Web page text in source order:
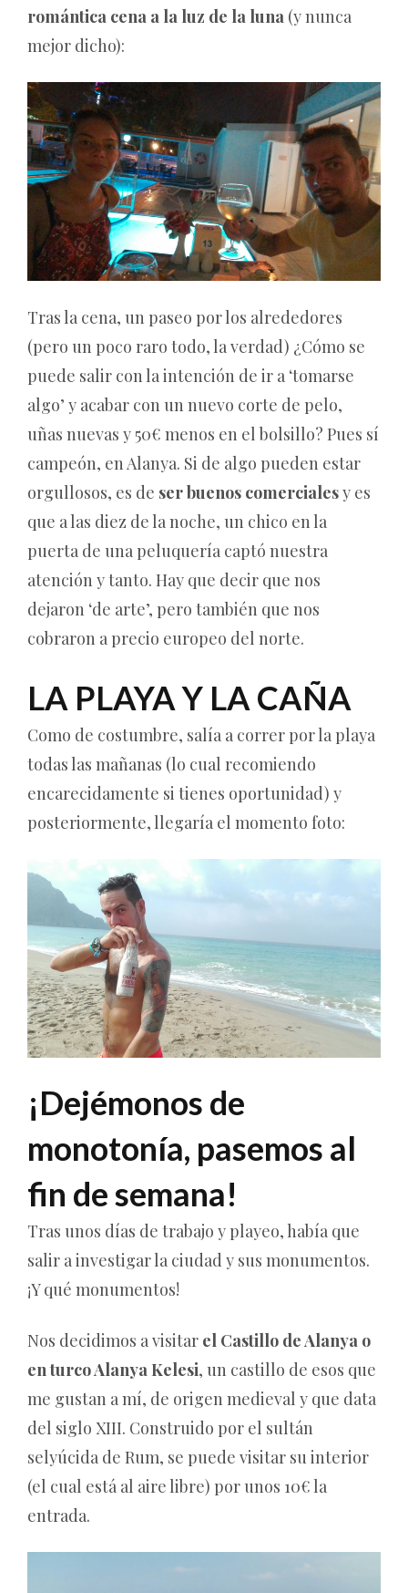
romántica cena a la luz de la luna (y nunca
mejor dicho):
Tras la cena, un paseo por los alrededores
(pero un poco raro todo, la verdad) ¿Cómo se
puede salir con la intención de ir a ‘tomarse
algo’ y acabar con un nuevo corte de pelo,
uñas nuevas y 50€ menos en el bolsillo? Pues sí
campeón, en Alanya. Si de algo pueden estar
orgullosos, es de ser buenos comercialesy es
que a las diez de la noche, un chico en la
puerta de una peluquería captó nuestra
atención y tanto. Hay que decir que nos
dejaron ‘de arte’, pero también que nos
cobraron a precio europeo del norte.
LA PLAYA Y LA CAÑA
Como de costumbre, salía a correr por la playa
todas las mañanas (lo cual recomiendo
encarecidamente si tienes oportunidad) y
posteriormente, llegaría el momento foto:
¡Dejémonos de
monotonía, pasemos al
fin de semana!
Tras unos días de trabajo y playeo, había que
salir a investigar la ciudad y sus monumentos.
¡Y qué monumentos!
Nos decidimos a visitar el Castillo de Alanya o
en turco Alanya Kelesi, un castillo de esos que
me gustan a mí, de origen medieval y que data
del siglo XIII. Construido por el sultán
selyúcida de Rum, se puede visitar su interior
(el cual está al aire libre) por unos 10€ la
entrada.